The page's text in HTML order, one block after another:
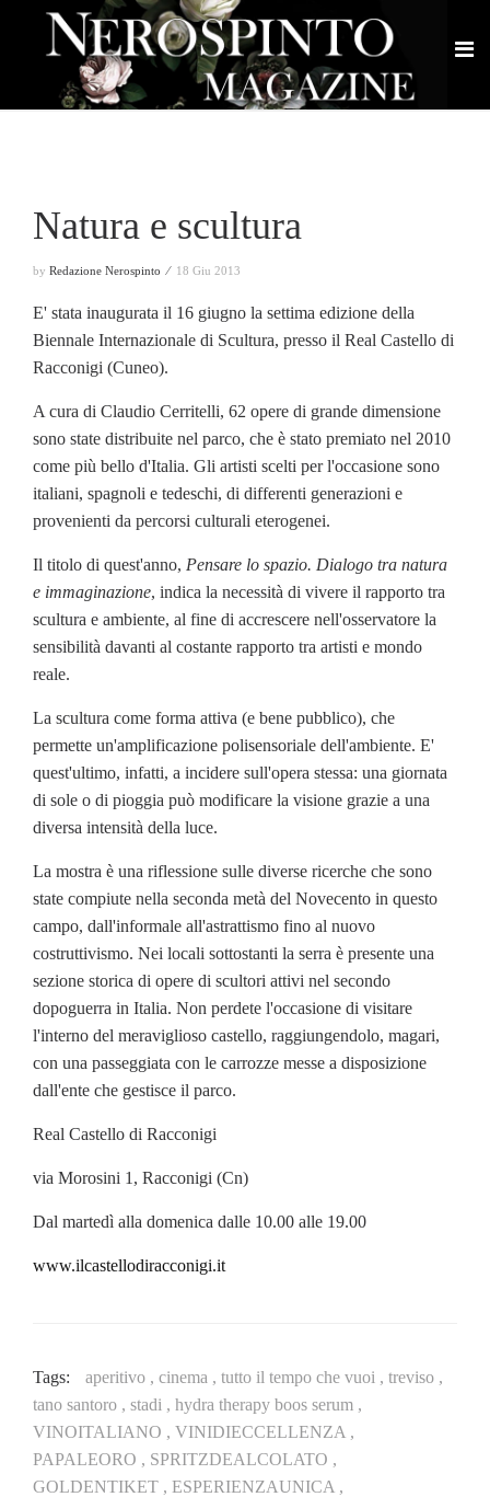
Natura e scultura
by Redazione Nerospinto ⁄ 18 Giu 2013
E' stata inaugurata il 16 giugno la settima edizione della
Biennale Internazionale di Scultura, presso il Real Castello di
Racconigi (Cuneo).
A cura di Claudio Cerritelli, 62 opere di grande dimensione
sono state distribuite nel parco, che è stato premiato nel 2010
come più bello d'Italia. Gli artisti scelti per l'occasione sono
italiani, spagnoli e tedeschi, di differenti generazioni e
provenienti da percorsi culturali eterogenei.
Il titolo di quest'anno, Pensare lo spazio. Dialogo tra natura
e immaginazione, indica la necessità di vivere il rapporto tra
scultura e ambiente, al fine di accrescere nell'osservatore la
sensibilità davanti al costante rapporto tra artisti e mondo
reale.
La scultura come forma attiva (e bene pubblico), che
permette un'amplificazione polisensoriale dell'ambiente. E'
quest'ultimo, infatti, a incidere sull'opera stessa: una giornata
di sole o di pioggia può modificare la visione grazie a una
diversa intensità della luce.
La mostra è una riflessione sulle diverse ricerche che sono
state compiute nella seconda metà del Novecento in questo
campo, dall'informale all'astrattismo fino al nuovo
costruttivismo. Nei locali sottostanti la serra è presente una
sezione storica di opere di scultori attivi nel secondo
dopoguerra in Italia. Non perdete l'occasione di visitare
l'interno del meraviglioso castello, raggiungendolo, magari,
con una passeggiata con le carrozze messe a disposizione
dall'ente che gestisce il parco.
Real Castello di Racconigi
via Morosini 1, Racconigi (Cn)
Dal martedì alla domenica dalle 10.00 alle 19.00
www.ilcastellodiracconigi.it
Tags: aperitivo , cinema , tutto il tempo che vuoi , treviso ,
tano santoro , stadi , hydra therapy boos serum ,
VINOITALIANO , VINIDIECCELLENZA ,
PAPALEORO , SPRITZDEALCOLATO ,
GOLDENTIKET , ESPERIENZAUNICA ,